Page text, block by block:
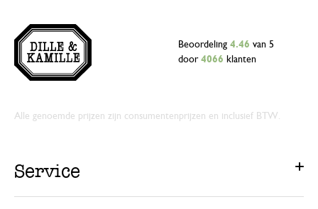
Beoordeling 4.46 van 5
door 4066 klanten
Alle genoemde prijzen zijn consumentenprijzen en inclusief BTW.
Service